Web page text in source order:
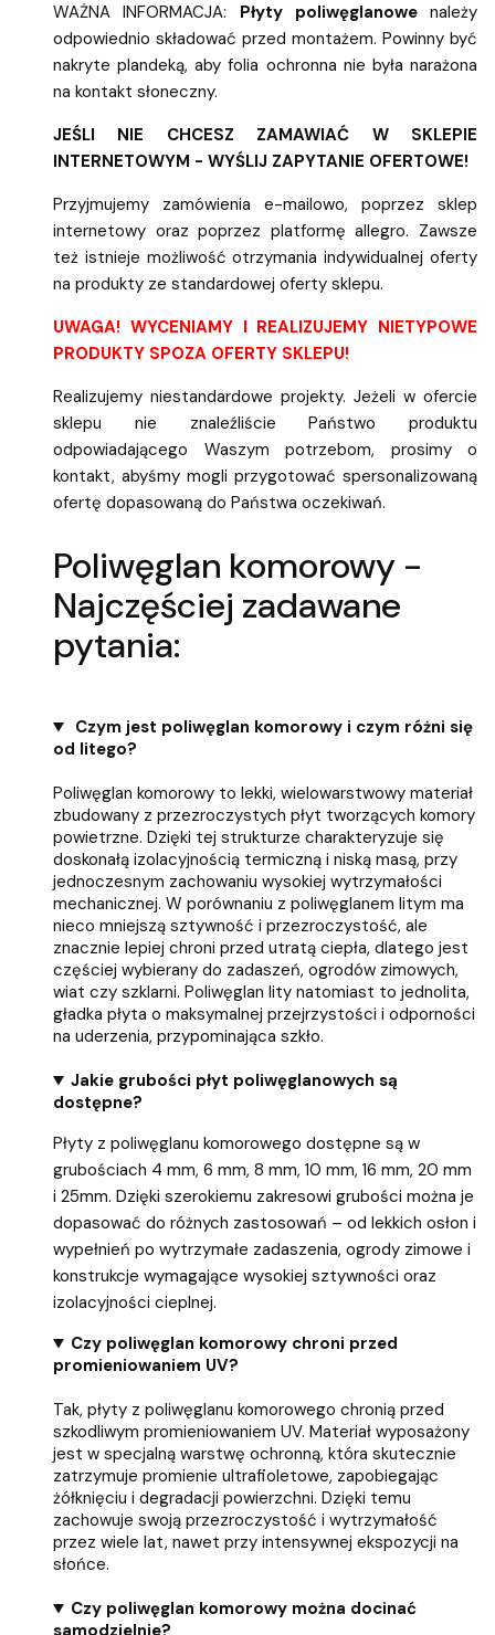
WAŻNA INFORMACJA: Płyty poliwęglanowenależy
odpowiednio składować przed montażem. Powinny być
nakryte plandeką, aby folia ochronna nie była narażona
na kontakt słoneczny.
JEŚLI NIE CHCESZ ZAMAWIAĆ W SKLEPIE
INTERNETOWYM - WYŚLIJ ZAPYTANIE OFERTOWE!
Przyjmujemy zamówienia e-mailowo, poprzez sklep
internetowy oraz poprzez platformę allegro. Zawsze
też istnieje możliwość otrzymania indywidualnej oferty
na produkty ze standardowej oferty sklepu.
UWAGA! WYCENIAMY I REALIZUJEMY NIETYPOWE
PRODUKTY SPOZA OFERTY SKLEPU!
Realizujemy niestandardowe projekty. Jeżeli w ofercie
sklepu nie znaleźliście Państwo produktu
odpowiadającego Waszym potrzebom, prosimy o
kontakt, abyśmy mogli przygotować spersonalizowaną
ofertę dopasowaną do Państwa oczekiwań.
Poliwęglan komorowy -
Najczęściej zadawane
pytania:
Czym jest poliwęglan komorowy i czym różni się
od litego?
Poliwęglan komorowy to lekki, wielowarstwowy materiał
zbudowany z przezroczystych płyt tworzących komory
powietrzne. Dzięki tej strukturze charakteryzuje się
doskonałą izolacyjnością termiczną i niską masą, przy
jednoczesnym zachowaniu wysokiej wytrzymałości
mechanicznej. W porównaniu z poliwęglanem litym ma
nieco mniejszą sztywność i przezroczystość, ale
znacznie lepiej chroni przed utratą ciepła, dlatego jest
częściej wybierany do zadaszeń, ogrodów zimowych,
wiat czy szklarni. Poliwęglan lity natomiast to jednolita,
gładka płyta o maksymalnej przejrzystości i odporności
na uderzenia, przypominająca szkło.
Jakie grubości płyt poliwęglanowych są
dostępne?
Płyty z poliwęglanu komorowego dostępne są w
grubościach 4 mm, 6 mm, 8 mm, 10 mm, 16 mm, 20 mm
i 25mm. Dzięki szerokiemu zakresowi grubości można je
dopasować do różnych zastosowań – od lekkich osłon i
wypełnień po wytrzymałe zadaszenia, ogrody zimowe i
konstrukcje wymagające wysokiej sztywności oraz
izolacyjności cieplnej.
Czy poliwęglan komorowy chroni przed
promieniowaniem UV?
Tak, płyty z poliwęglanu komorowego chronią przed
szkodliwym promieniowaniem UV. Materiał wyposażony
jest w specjalną warstwę ochronną, która skutecznie
zatrzymuje promienie ultrafioletowe, zapobiegając
żółknięciu i degradacji powierzchni. Dzięki temu
zachowuje swoją przezroczystość i wytrzymałość
przez wiele lat, nawet przy intensywnej ekspozycji na
słońce.
Czy poliwęglan komorowy można docinać